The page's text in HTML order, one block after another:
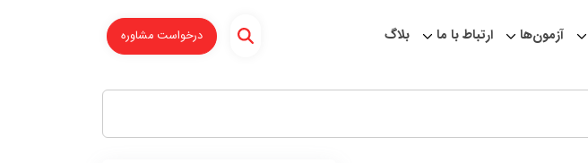
آزمون‌ها ارتباط با ما بلاگ درخواست مشاوره